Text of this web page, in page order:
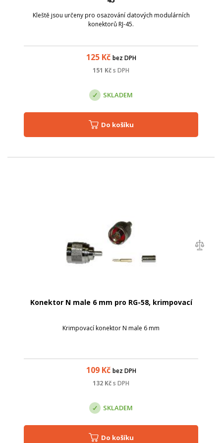
Kleště jsou určeny pro osazování datových modulárních
konektorů RJ-45.
125Kč bez DPH
151 Kčs DPH
SKLADEM
Do košíku
Konektor N male 6 mm pro RG-58, krimpovací
Krimpovací konektor N male 6 mm
109Kč bez DPH
132 Kčs DPH
SKLADEM
Do košíku